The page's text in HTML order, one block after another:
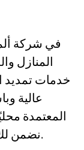
في شركة
المنازل
خدمات تمديد
عالية
المعتمدة
نضمن لك شبكة غاز آمنة، موثوقة، ومستدامة.